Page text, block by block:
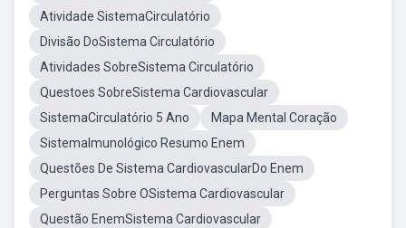
Atividade SistemaCirculatório
Divisão DoSistema Circulatório
Atividades SobreSistema Circulatório
Questoes SobreSistema Cardiovascular
SistemaCirculatório 5 Ano
Mapa Mental Coração
SistemaImunológico Resumo Enem
Questões De Sistema CardiovascularDo Enem
Perguntas Sobre OSistema Cardiovascular
Questão EnemSistema Cardiovascular